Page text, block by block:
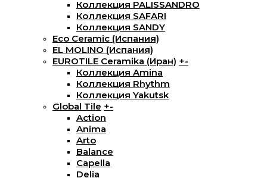
Коллекция PALISSANDRO
Коллекция SAFARI
Коллекция SANDY
Eco Ceramic (Испания)
EL MOLINO (Испания)
EUROTILE Ceramika (Иран) +-
Коллекция Amina
Коллекция Rhythm
Коллекция Yakutsk
Global Tile +-
Action
Anima
Arto
Balance
Capella
Delia